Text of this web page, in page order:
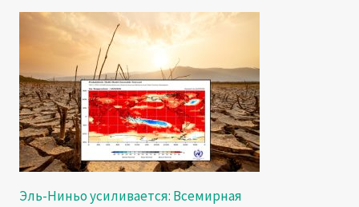
Эль-Ниньо усиливается: Всемирная